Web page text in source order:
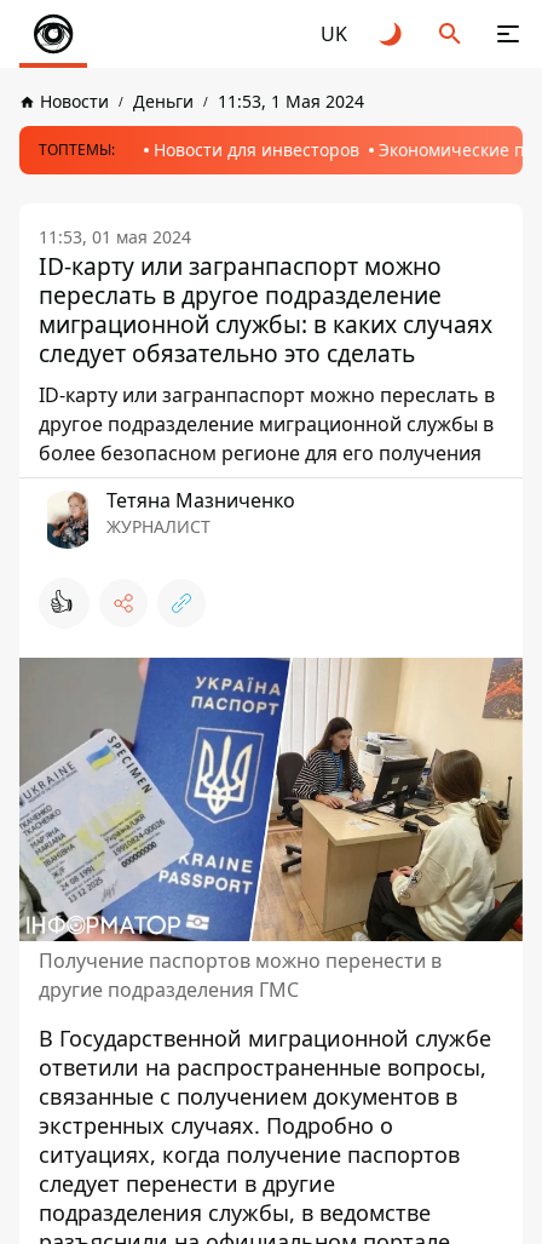
UK
Новости Деньги 11:53, 1 Мая 2024
ТОПТЕМЫ: Новости для инвесторов Экономические
11:53, 01 мая 2024
ID-карту или загранпаспорт можно
переслать в другое подразделение
миграционной службы: в каких случаях
следует обязательно это сделать
ID-карту или загранпаспорт можно переслать в
другое подразделение миграционной службы в
более безопасном регионе для его получения
Тетяна Мазниченко
ЖУРНАЛИСТ
👍
Получение паспортов можно перенести в
другие подразделения ГМС
В Государственной миграционной службе
ответили на распространенные вопросы,
связанные с получением документов в
экстренных случаях. Подробно о
ситуациях, когда получение паспортов
следует перенести в другие
подразделения службы, в ведомстве